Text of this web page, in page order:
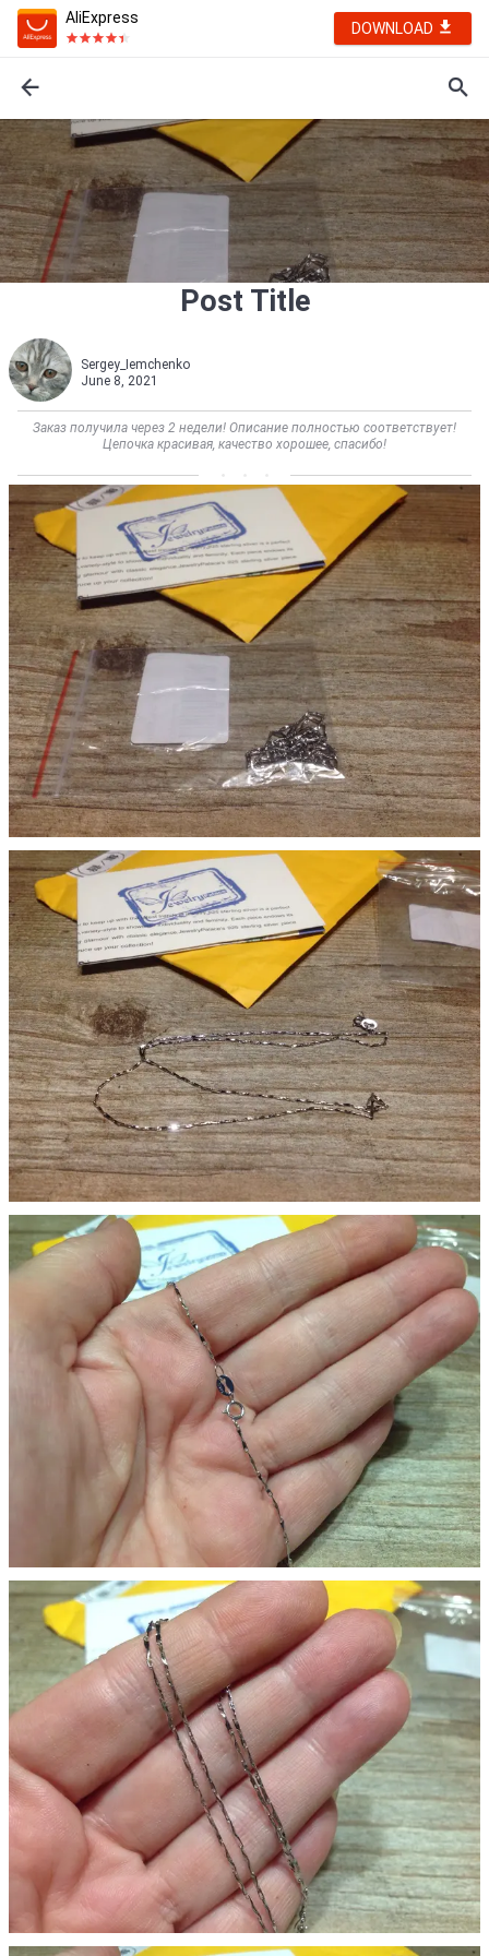
AliExpress
DOWNLOAD
Post Title
Sergey_Iemchenko
June 8, 2021
Заказ получила через 2 недели! Описание полностью соответствует!
Цепочка красивая, качество хорошее, спасибо!